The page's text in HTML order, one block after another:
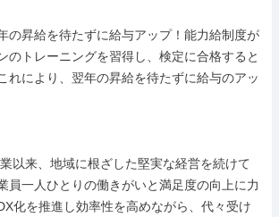
の昇給を待たずに給与アップ！能力給制度が
のトレーニングを習得し、検定に合格すると
れにより、翌年の昇給を待たずに給与のアッ
以来、地域に根ざした堅実な経営を続けて
員一人ひとりの働きがいと満足度の向上に力
化を推進し効率性を高めながら、代々受け